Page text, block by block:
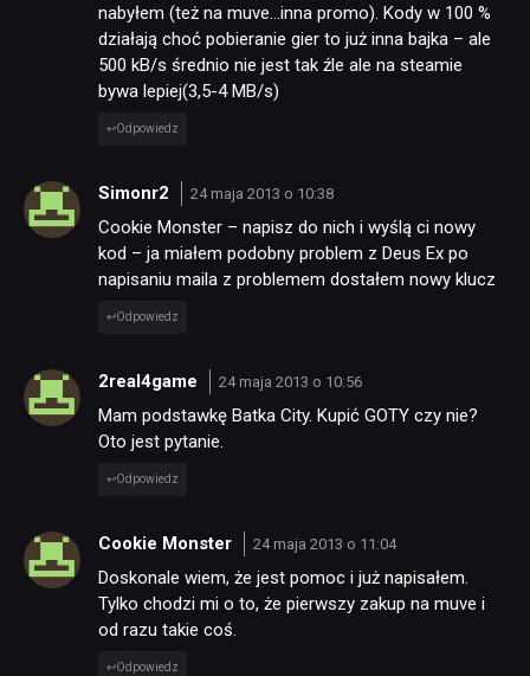
RECENZJE
PUBLICYSTYKA
nabyłem (też na muve…inna promo). Kody w 100 %
działają choć pobieranie gier to już inna bajka – ale
500 kB/s średnio nie jest tak źle ale na steamie
bywa lepiej(3,5-4 MB/s)
Odpowiedz
Simonr2 24 maja 2013 o 10:38
Cookie Monster – napisz do nich i wyślą ci nowy
kod – ja miałem podobny problem z Deus Ex po
napisaniu maila z problemem dostałem nowy klucz
Odpowiedz
2real4game 24 maja 2013 o 10:56
Mam podstawkę Batka City. Kupić GOTY czy nie?
Oto jest pytanie.
Odpowiedz
Cookie Monster 24 maja 2013 o 11:04
Doskonale wiem, że jest pomoc i już napisałem.
Tylko chodzi mi o to, że pierwszy zakup na muve i
od razu takie coś.
Odpowiedz